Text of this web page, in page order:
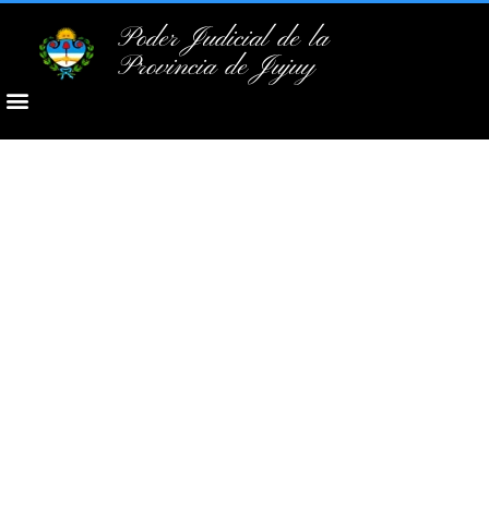
Poder Judicial de la
Provincia de Jujuy